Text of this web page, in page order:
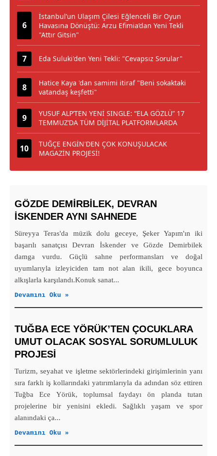
İstanbul’un Ulaşım Çilesi Eğlenceli Bir Oyun
Havasına Dönüştü: Arzu Efimia’dan Yeni Tekli
"Attır Gitsin"
Eda Suluki'den Yeni Tekli: "Cevapsız Sorular"
Hatice Kaya 'dan samimi itiraf "Beni sokaktaki
vatandaş keşfetti"
YUSUF ALP’TEN YENİ SINGLE: “ELA GÖZLÜ” 17
TEMMUZ’DA TÜM DİJİTAL PLATFORMLARDA
TUĞÇE ENGİN'DEN ÇOK KONUŞULACAK
MAGAZİN PROJESİ!
GÖZDE DEMİRBİLEK, DEVRAN
İSKENDER AYNI SAHNEDE
Süreyya Teras'da müzik dolu geceye, Şeker Yapım'ın iki
başarılı sanatçısı Devran İskender ve Gözde Demirbilek
damga vurdu. Güçlü sahne performansları ve doğal
uyumlarıyla izleyiciden tam not alan ikili, gece boyunca
alkışlarla karşılandı.Konuk sanat...
Devamını Oku »
TUĞBA ECE YÖRÜK’TEN ÇOCUKLARA
UMUT OLACAK SOSYAL SORUMLULUK
PROJESİ
Turizm, seyahat ve işletme sektörlerindeki girişimlerinin yanı
sıra farklı iş kollarındaki yatırımlarıyla da adından söz ettiren
Tuğba Ece Yörük, toplumsal faydayı ön planda tutan
projelerine bir yenisini ekledi. Sağlıklı yaşam ve spor
alanındaki ça...
Devamını Oku »